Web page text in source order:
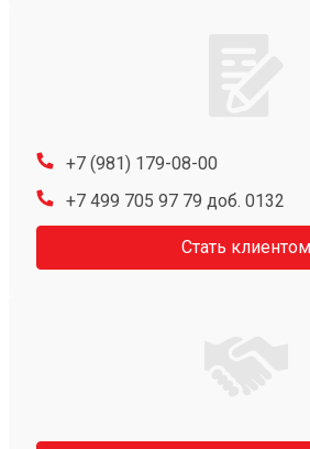
+7 (981) 179-08-00
+7 499 705 97 79 доб. 0132
Стать клиентом